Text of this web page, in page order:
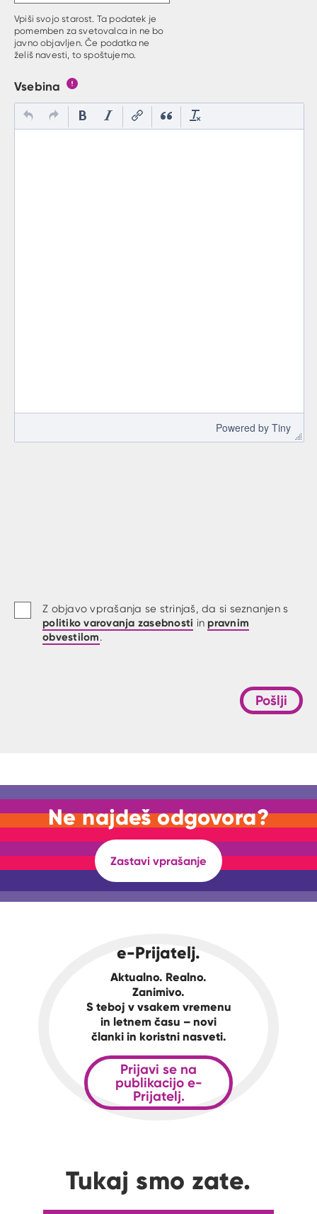
Vpiši svojo starost. Ta podatek je
pomemben za svetovalca in ne bo
javno objavljen. Če podatka ne
želiš navesti, to spoštujemo.
Vsebina
Powered by Tiny
Z objavo vprašanja se strinjaš, da si seznanjen s
politiko varovanja zasebnosti in pravnim
obvestilom.
Pošlji
Ne najdeš odgovora?
Zastavi vprašanje
e-Prijatelj.
Aktualno. Realno.
Zanimivo.
S teboj v vsakem vremenu
in letnem času – novi
članki in koristni nasveti.
Prijavi se na
publikacijo e-
Prijatelj.
Tukaj smo zate.